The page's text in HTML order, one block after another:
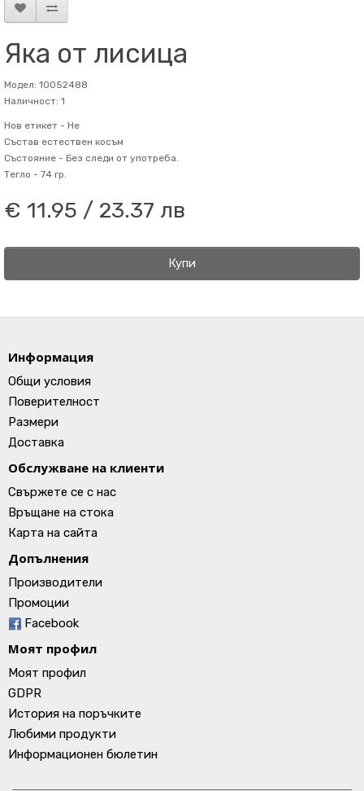
Яка от лисица
Модел: 10052488
Наличност: 1
Нов етикет - Не
Състав естествен косъм
Състояние - Без следи от употреба.
Тегло - 74 гр.
€ 11.95 / 23.37 лв
Купи
Информация
Общи условия
Поверителност
Размери
Доставка
Обслужване на клиенти
Свържете се с нас
Връщане на стока
Карта на сайта
Допълнения
Производители
Промоции
Facebook
Моят профил
Моят профил
GDPR
История на поръчките
Любими продукти
Информационен бюлетин